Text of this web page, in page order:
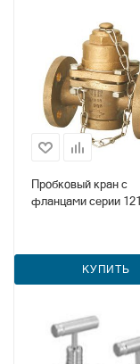
Пробковый кран с
фланцами серии
КУПИТЬ